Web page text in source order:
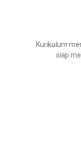
Kurikulum
siap